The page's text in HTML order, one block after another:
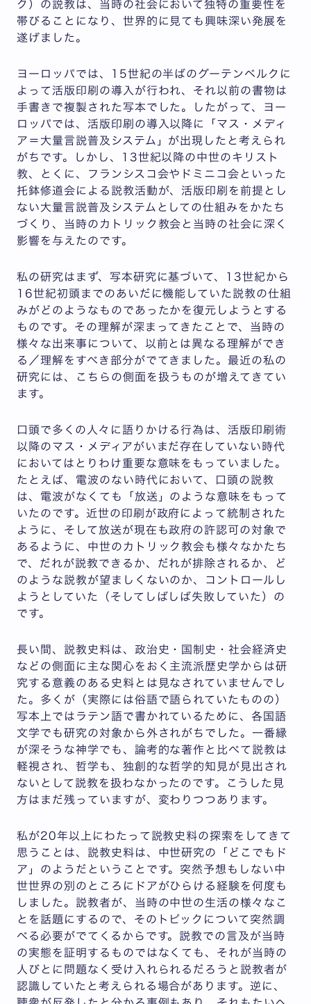
ク）の説教は、当時の社会において独特の重要性を
帯びることになり、世界的に見ても興味深い発展を
遂げました。
ヨーロッパでは、15世紀の半ばのグーテンベルクに
よって活版印刷の導入が行われ、それ以前の書物は
手書きで複製された写本でした。したがって、ヨー
ロッパでは、活版印刷の導入以降に「マス・メディ
ア＝大量言説普及システム」が出現したと考えられ
がちです。しかし、13世紀以降の中世のキリスト
教、とくに、フランシスコ会やドミニコ会といった
托鉢修道会による説教活動が、活版印刷を前提とし
ない大量言説普及システムとしての仕組みをかたち
づくり、当時のカトリック教会と当時の社会に深く
影響を与えたのです。
私の研究はまず、写本研究に基づいて、13世紀から
16世紀初頭までのあいだに機能していた説教の仕組
みがどのようなものであったかを復元しようとする
ものです。その理解が深まってきたことで、当時の
様々な出来事について、以前とは異なる理解ができ
る／理解をすべき部分がでてきました。最近の私の
研究には、こちらの側面を扱うものが増えてきてい
ます。
口頭で多くの人々に語りかける行為は、活版印刷術
以降のマス・メディアがいまだ存在していない時代
においてはとりわけ重要な意味をもっていました。
たとえば、電波のない時代において、口頭の説教
は、電波がなくても「放送」のような意味をもって
いたのです。近世の印刷が政府によって統制された
ように、そして放送が現在も政府の許認可の対象で
あるように、中世のカトリック教会も様々なかたち
で、だれが説教できるか、だれが排除されるか、ど
のような説教が望ましくないのか、コントロールし
ようとしていた（そしてしばしば失敗していた）の
です。
長い間、説教史料は、政治史・国制史・社会経済史
などの側面に主な関心をおく主流派歴史学からは研
究する意義のある史料とは見なされていませんでし
た。多くが（実際には俗語で語られていたものの）
写本上ではラテン語で書かれているために、各国語
文学でも研究の対象から外されがちでした。一番縁
が深そうな神学でも、論考的な著作と比べて説教は
軽視され、哲学も、独創的な哲学的知見が見出され
ないとして説教を扱わなかったのです。こうした見
方はまだ残っていますが、変わりつつあります。
私が20年以上にわたって説教史料の探索をしてきて
思うことは、説教史料は、中世研究の「どこでもド
ア」のようだということです。突然予想もしない中
世世界の別のところにドアがひらける経験を何度も
しました。説教者が、当時の中世の生活の様々なこ
とを話題にするので、そのトピックについて突然調
べる必要がでてくるからです。説教での言及が当時
の実態を証明するものではなくても、それが当時の
人びとに問題なく受け入れられるだろうと説教者が
認識していたと考えられる場合があります。逆に、